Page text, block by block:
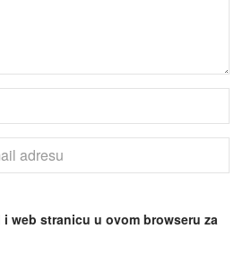
i web stranicu u ovom browseru za